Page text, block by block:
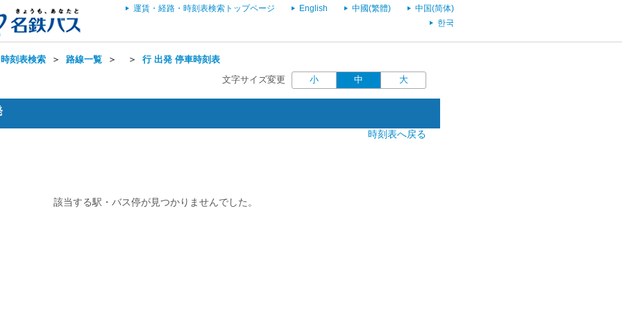
運賃・経路・時刻表検索トップページ English 中國(繁體)
中国(简体)
한국
刻表検索 ＞ 路線一覧 ＞ ＞ 行 出発 停車時刻表
文字サイズ変更 小 中 大
時刻表へ戻る
該当する駅・バス停が見つかりませんでした。